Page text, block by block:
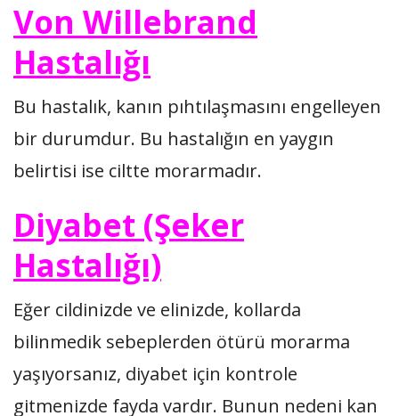
Von Willebrand
Hastalığı
Bu hastalık, kanın pıhtılaşmasını engelleyen
bir durumdur. Bu hastalığın en yaygın
belirtisi ise ciltte morarmadır.
Diyabet (Şeker
Hastalığı)
Eğer cildinizde ve elinizde, kollarda
bilinmedik sebeplerden ötürü morarma
yaşıyorsanız, diyabet için kontrole
gitmenizde fayda vardır. Bunun nedeni kan